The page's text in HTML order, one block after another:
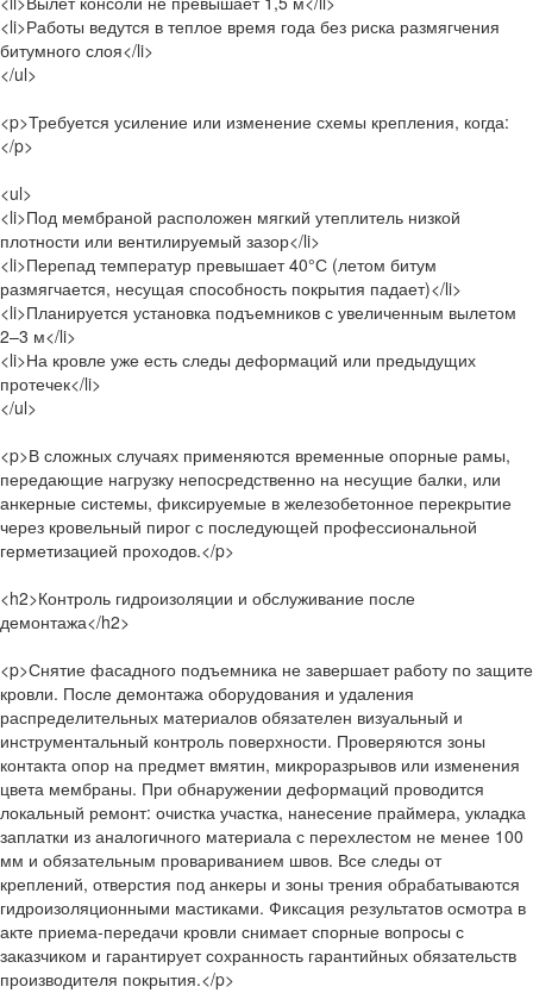
<li>Работы ведутся в теплое время года без риска размягчения
битумного слоя</li>
</ul>
<p>Требуется усиление или изменение схемы крепления, когда:
</p>
<ul>
<li>Под мембраной расположен мягкий утеплитель низкой
плотности или вентилируемый зазор</li>
<li>Перепад температур превышает 40°С (летом битум
размягчается, несущая способность покрытия падает)</li>
<li>Планируется установка подъемников с увеличенным вылетом
2–3 м</li>
<li>На кровле уже есть следы деформаций или предыдущих
протечек</li>
</ul>
<p>В сложных случаях применяются временные опорные рамы,
передающие нагрузку непосредственно на несущие балки, или
анкерные системы, фиксируемые в железобетонное перекрытие
через кровельный пирог с последующей профессиональной
герметизацией проходов.</p>
<h2>Контроль гидроизоляции и обслуживание после
демонтажа</h2>
<p>Снятие фасадного подъемника не завершает работу по защите
кровли. После демонтажа оборудования и удаления
распределительных материалов обязателен визуальный и
инструментальный контроль поверхности. Проверяются зоны
контакта опор на предмет вмятин, микроразрывов или изменения
цвета мембраны. При обнаружении деформаций проводится
локальный ремонт: очистка участка, нанесение праймера, укладка
заплатки из аналогичного материала с перехлестом не менее 100
мм и обязательным провариванием швов. Все следы от
креплений, отверстия под анкеры и зоны трения обрабатываются
гидроизоляционными мастиками. Фиксация результатов осмотра в
акте приема-передачи кровли снимает спорные вопросы с
заказчиком и гарантирует сохранность гарантийных обязательств
производителя покрытия.</p>